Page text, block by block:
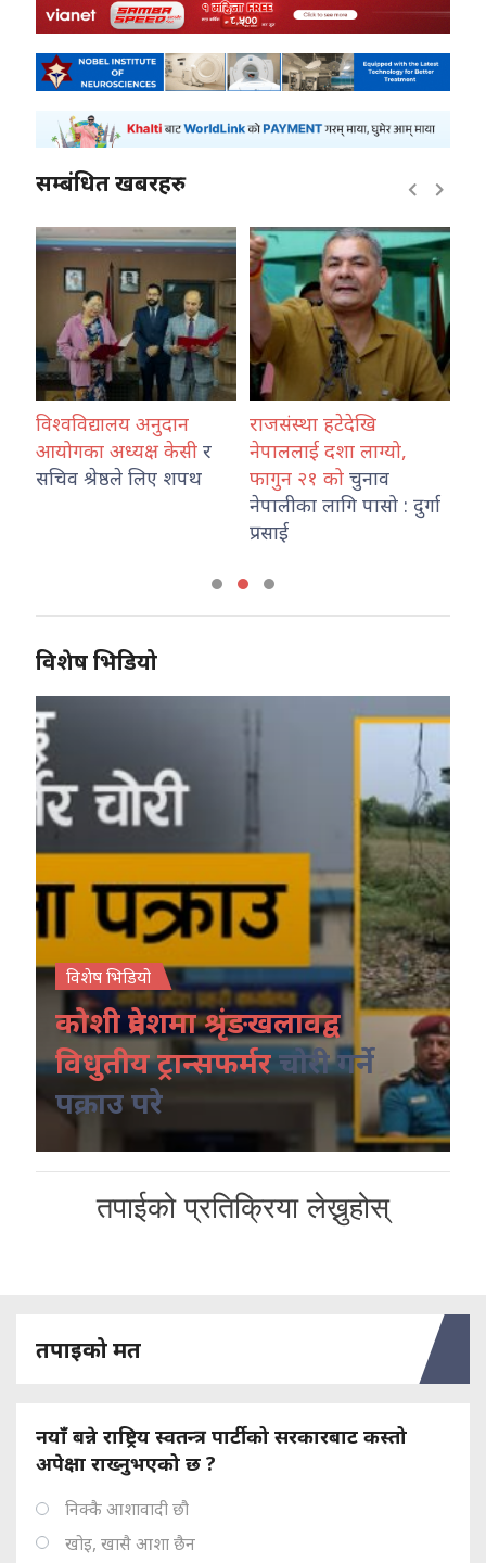
सम्बंधित खबरहरु
अनुदान
अध्यक्ष केसी र
श्रेष्ठले लिए शपथ
राजसंस्था हटेदेखि
नेपाललाई दशा लाग्यो,
फागुन २१ को चुनाव
नेपालीका लागि पासो : दुर्गा
विशेष भिडियो
विशेष भिडियो
कोशी प्रदेशमा श्रृंङखलावद्व
विधुतीय ट्रान्सफर्मरचोरी गर्ने
पक्राउ परे
तपाईको प्रतिक्रिया लेख्नुहोस्
तपाइको मत
नयाँ बन्ने राष्ट्रिय स्वतन्त्र पार्टीको सरकारबाट कस्तो
अपेक्षा राख्नुभएको छ ?
निक्कै आशावादी छौ
खोइ, खासै आशा छैन